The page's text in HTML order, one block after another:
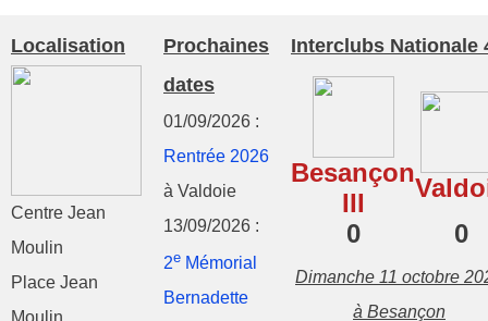
Localisation
Centre Jean
Moulin
Place Jean
Moulin
Prochaines
dates
01/09/2026 :
Rentrée 2026
à Valdoie
13/09/2026 :
2e Mémorial
Bernadette
Interclubs Nationale
Besançon
III
0
0
Dimanche 11 octobre
à Besançon